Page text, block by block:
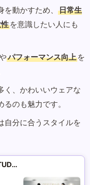
動かすため、
日常生
を意識したい人にも
パフォーマンス向上 を
く、かわいいウェアな
のも魅力です。
自分に合うスタイルを
ピラティススタジオ デップ (PILATESSTUDIO DEP)